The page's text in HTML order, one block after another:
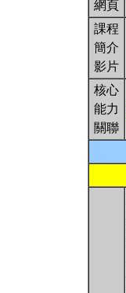
網頁
課程
簡介
影片
核心
能力
關聯